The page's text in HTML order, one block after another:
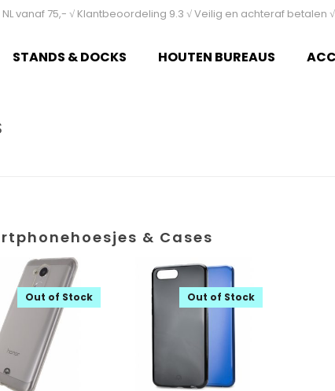
vanaf 75,- √ Klantbeoordeling 9.3 √ Veilig en achteraf betalen
STANDS & DOCKS HOUTEN BUREAUS
& Cases
Out of Stock Out of Stock